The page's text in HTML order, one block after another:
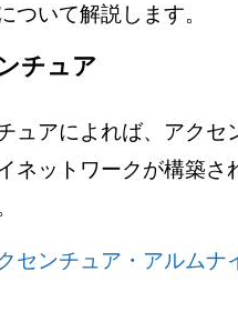
ついて解説します。
チュア
ュアによれば、アクセ
ネットワークが構築さ
センチュア・アルムナ